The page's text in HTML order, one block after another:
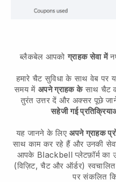
ब्लैकबेल आपकोग्राहक सेवा में
हमारे चैट सुविधा के साथ वेब पर
समय मेंअपने ग्राहक केसाथ चैट
तुरंत उत्तर दें और अक्सर पूछे
सहेजी गई
यह जानने के लिएअपने ग्राहक
साथ काम कर रहे हैं और उनकी
आपके Blackbell प्लेटफ़ॉर्म का
(विज़िट, चैट और ऑर्डर)
पर संकलित